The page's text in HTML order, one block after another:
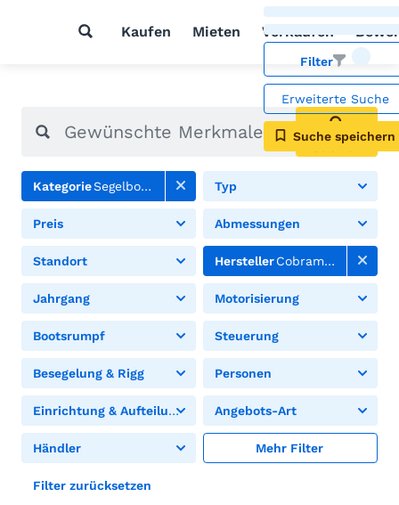
Kaufen Mieten Verkaufen
Filter
Erweiterte Suche
Suche speichern
Suchen
KategorieSegelboote Typ
Preis Abmessungen
Standort HerstellerCobramold
Jahrgang Motorisierung
Bootsrumpf Steuerung
Besegelung & Rigg Personen
Einrichtung & Aufteilung Angebots-Art
Händler Mehr Filter
Filter zurücksetzen